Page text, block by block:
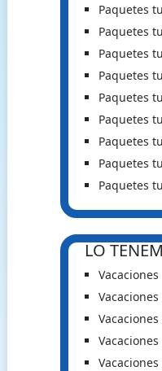
Paquetes
Paquetes
Paquetes
Paquetes
Paquetes
Paquetes
Paquetes
Paquetes
Paquetes
LO